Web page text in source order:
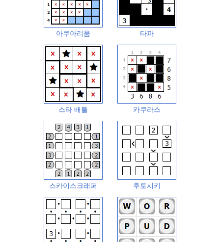
아쿠아리움 타파
스타 배틀 카쿠라스
스카이스크래퍼 후토시키